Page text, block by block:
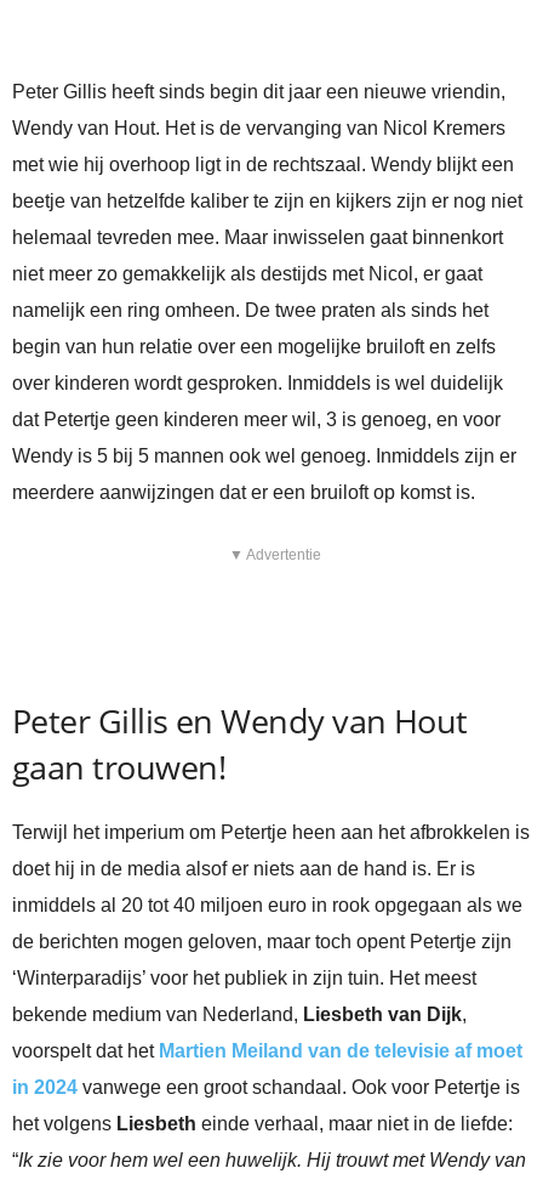
Peter Gillis heeft sinds begin dit jaar een nieuwe vriendin,
Wendy van Hout. Het is de vervanging van Nicol Kremers
met wie hij overhoop ligt in de rechtszaal. Wendy blijkt een
beetje van hetzelfde kaliber te zijn en kijkers zijn er nog niet
helemaal tevreden mee. Maar inwisselen gaat binnenkort
niet meer zo gemakkelijk als destijds met Nicol, er gaat
namelijk een ring omheen. De twee praten als sinds het
begin van hun relatie over een mogelijke bruiloft en zelfs
over kinderen wordt gesproken. Inmiddels is wel duidelijk
dat Petertje geen kinderen meer wil, 3 is genoeg, en voor
Wendy is 5 bij 5 mannen ook wel genoeg. Inmiddels zijn er
meerdere aanwijzingen dat er een bruiloft op komst is.
▼ Advertentie
Peter Gillis en Wendy van Hout
gaan trouwen!
Terwijl het imperium om Petertje heen aan het afbrokkelen is
doet hij in de media alsof er niets aan de hand is. Er is
inmiddels al 20 tot 40 miljoen euro in rook opgegaan als we
de berichten mogen geloven, maar toch opent Petertje zijn
‘Winterparadijs’ voor het publiek in zijn tuin. Het meest
bekende medium van Nederland, Liesbeth van Dijk,
voorspelt dat het Martien Meiland van de televisie af moet
in 2024 vanwege een groot schandaal. Ook voor Petertje is
het volgens Liesbeth einde verhaal, maar niet in de liefde:
“Ik zie voor hem wel een huwelijk. Hij trouwt met Wendy van